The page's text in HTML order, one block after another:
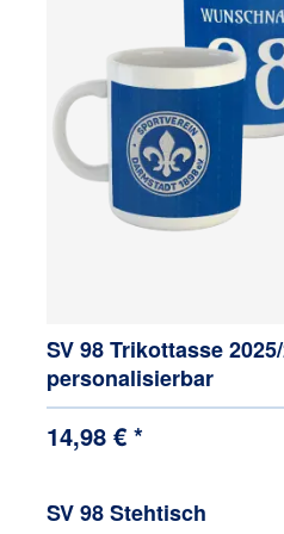
SV 98 Trikottasse
personalisierbar
14,98 € *
SV 98 Stehtisch